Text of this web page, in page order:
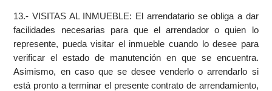
13.- VISITAS AL INMUEBLE: El arrendatario se obliga a dar
facilidades necesarias para que el arrendador o quien lo
represente, pueda visitar el inmueble cuando lo desee para
verificar el estado de manutención en que se encuentra.
Asimismo, en caso que se desee venderlo o arrendarlo si
está pronto a terminar el presente contrato de arrendamiento,